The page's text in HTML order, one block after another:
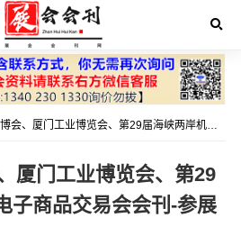
工业博览会、第29届海峡两岸机械电子商品交易会会刊-参展商名录
厦门工业博览会、第29
子商品交易会会刊-参展